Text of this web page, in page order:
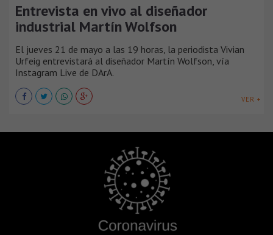
Entrevista en vivo al diseñador
industrial Martín Wolfson
El jueves 21 de mayo a las 19 horas, la periodista Vivian
Urfeig entrevistará al diseñador Martín Wolfson, vía
Instagram Live de DArA.
VER +